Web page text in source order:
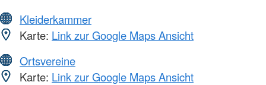
Kleiderkammer
Karte: Link zur Google Maps Ansicht
Ortsvereine
Karte: Link zur Google Maps Ansicht